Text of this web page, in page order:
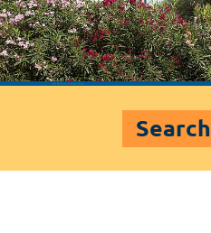
Search